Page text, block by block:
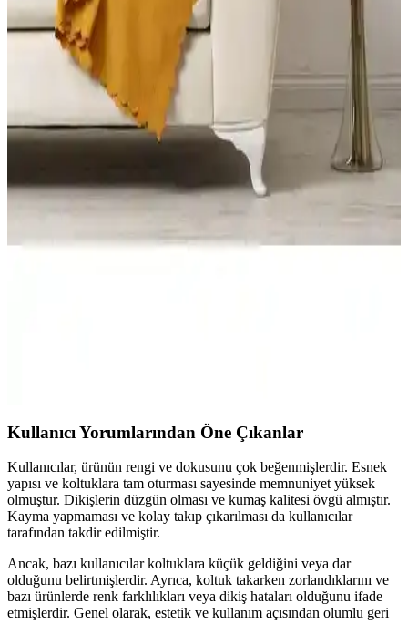
Bright Home ve Faiend Koltuk Kılıfı Örtüsü
Karşılaştırması: Malzeme, Uyum ve Bakım
Bu karşılaştırma Bright Home 3.3.1.1 ile Faiend bal peteği desenli
koltuk kılıfı/örtüsü modellerinin malzeme, kapsama, desen ve bakım
talimatlarını teknik olarak inceler; kullanıcı yorumlarıyla dengeli bir
değerlendirme sunar.
FavoriTeks Koltuk Çekyat Örtüsü: Şık ve Dayanıklı
Tasarım ile Konfor ve Estetik Bir Arada
ve kullanışlıdır, ev dekorasyonunu tamamlar.
Kullanıcı Yorumlarından Öne Çıkanlar
Kullanıcılar, ürünün rengi ve dokusunu çok beğenmişlerdir. Esnek
yapısı ve koltuklara tam oturması sayesinde memnuniyet yüksek
olmuştur. Dikişlerin düzgün olması ve kumaş kalitesi övgü almıştır.
Kayma yapmaması ve kolay takıp çıkarılması da kullanıcılar
tarafından takdir edilmiştir.
Ancak, bazı kullanıcılar koltuklara küçük geldiğini veya dar
olduğunu belirtmişlerdir. Ayrıca, koltuk takarken zorlandıklarını ve
bazı ürünlerde renk farklılıkları veya dikiş hataları olduğunu ifade
etmişlerdir. Genel olarak, estetik ve kullanım açısından olumlu geri